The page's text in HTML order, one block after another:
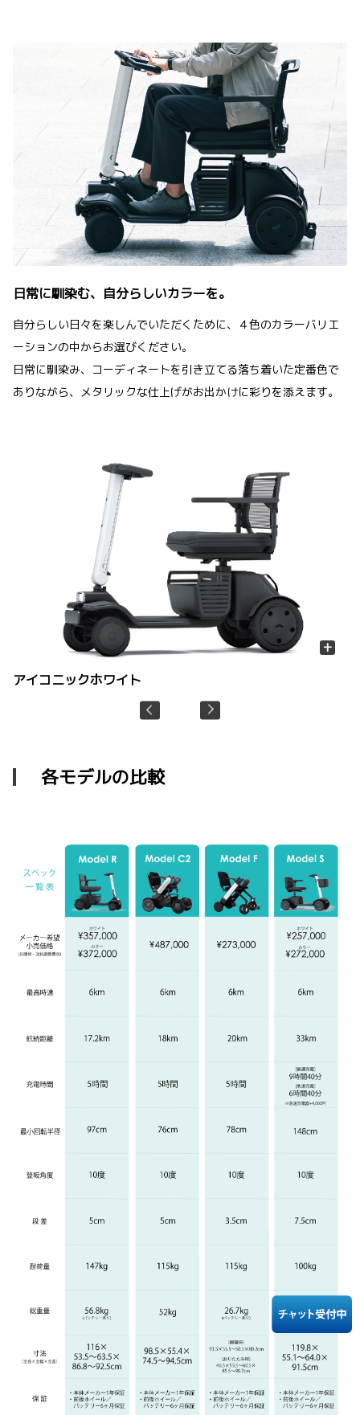
日常に馴染む、自分らしいカラーを。
自分らしい日々を楽しんでいただくために、４色のカラーバリエ
ーションの中からお選びください。
日常に馴染み、コーディネートを引き立てる落ち着いた定番色で
ありながら、メタリックな仕上げがお出かけに彩りを添えます。
+
アイコニックホワイト
各モデルの比較